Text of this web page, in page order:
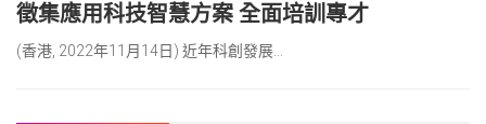
徵集應用科技智慧方案 全面培訓專才
(香港, 2022年11月14日) 近年科創發展...